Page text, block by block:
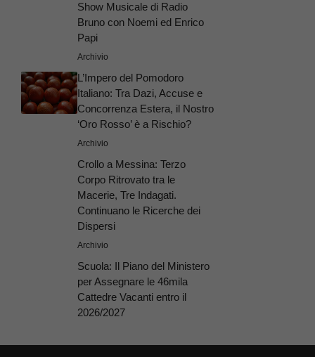
Show Musicale di Radio
Bruno con Noemi ed Enrico
Papi
Archivio
L’Impero del Pomodoro
Italiano: Tra Dazi, Accuse e
Concorrenza Estera, il Nostro
‘Oro Rosso’ è a Rischio?
Archivio
Crollo a Messina: Terzo
Corpo Ritrovato tra le
Macerie, Tre Indagati.
Continuano le Ricerche dei
Dispersi
Archivio
Scuola: Il Piano del Ministero
per Assegnare le 46mila
Cattedre Vacanti entro il
2026/2027